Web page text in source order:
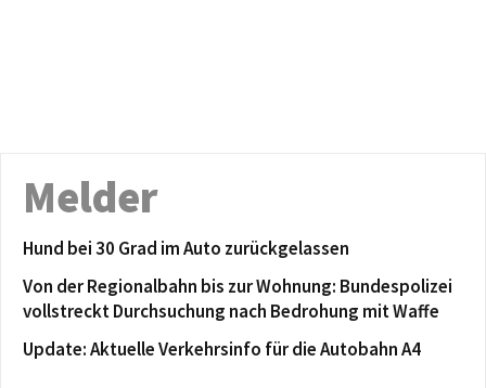
Melder
Hund bei 30 Grad im Auto zurückgelassen
Von der Regionalbahn bis zur Wohnung: Bundespolizei
vollstreckt Durchsuchung nach Bedrohung mit Waffe
Update: Aktuelle Verkehrsinfo für die Autobahn A4